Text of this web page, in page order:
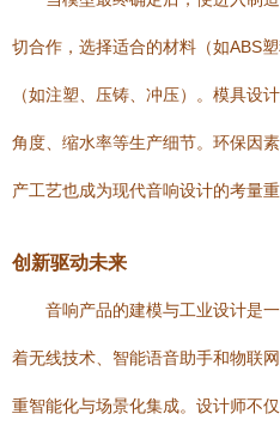
切合作，选择适合的材料（如ABS
（如注塑、压铸、冲压）。模具设
角度、缩水率等生产细节。环保因
产工艺也成为现代音响设计的考量重
创新驱动未来
音响产品的建模与工业设计是
着无线技术、智能语音助手和物联
重智能化与场景化集成。设计师不